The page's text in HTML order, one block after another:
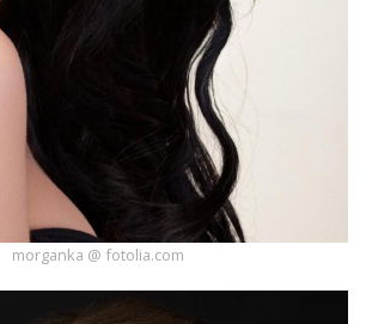
morganka @ fotolia.com